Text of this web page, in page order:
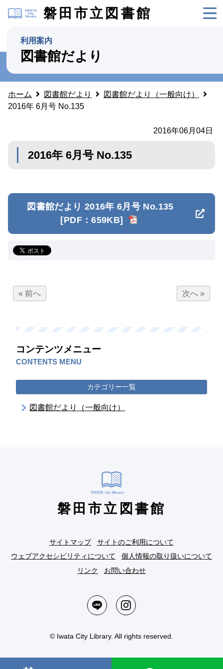
磐田市立図書館
利用案内
図書館だより
ホーム 図書館だより
図書館だより（一般向け）
2016年 6月号 No.135
2016年06月04日
2016年 6月号 No.135
図書館だより 2016年 6月号 No.135
[PDF：659KB]
« 前へ 次へ »
コンテンツメニュー
CONTENTS MENU
カテゴリー一覧
図書館だより（一般向け）
磐田市立図書館
サイトマップ
サイトのご利用について
ウェブアクセシビリティについて
個人情報の取り扱いについて
リンク
お問い合わせ
© Iwata City Library. All rights reserved.